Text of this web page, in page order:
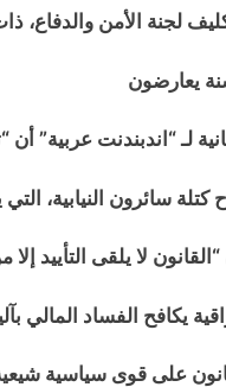
لجنة الأمن والدفاع،
يعارضون
لـ “اندبندنت عربية”
سائرون النيابية،
لا يلقى التأييد
يكافح الفساد المالي
على قوى سياسية